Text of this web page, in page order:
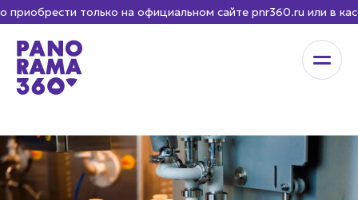
только на официальном сайте pnr360.ru или в кассе